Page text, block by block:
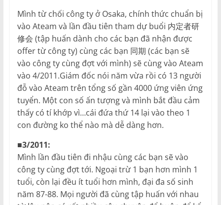
Mình từ chối công ty ở Osaka, chính thức chuẩn bị
vào Ateam và lần đầu tiên tham dự buổi 内定者研
修会 (tập huấn dành cho các bạn đã nhận được
offer từ công ty) cùng các bạn 同期 (các bạn sẽ
vào công ty cùng đợt với mình) sẽ cùng vào Ateam
vào 4/2011.Giám đốc nói năm vừa rồi có 13 người
đỗ vào Ateam trên tổng số gần 4000 ứng viên ứng
tuyển. Một con số ấn tượng và mình bắt đầu cảm
thấy có tí khớp vì…cái đứa thứ 14 lại vào theo 1
con đường ko thể nào mà dễ dàng hơn.
■3/2011:
Mình lần đầu tiên đi nhậu cùng các bạn sẽ vào
công ty cùng đợt tới. Ngoại trừ 1 bạn hơn mình 1
tuổi, còn lại đều ít tuổi hơn mình, đại đa số sinh
năm 87-88. Mọi người đã cùng tập huấn với nhau